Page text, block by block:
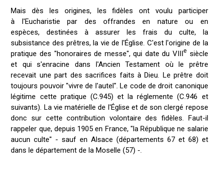
Mais dès les origines, les fidèles ont voulu participer
à l'Eucharistie par des offrandes en nature ou en
espèces, destinées à assurer les frais du culte, la
subsistance des prêtres, la vie de l'Église. C'est l'origine de la
pratique des "honoraires de messe", qui date du VIIIe siècle
et qui s'enracine dans l'Ancien Testament où le prêtre
recevait une part des sacrifices faits à Dieu. Le prêtre doit
toujours pouvoir "vivre de l'autel". Le code de droit canonique
légitime cette pratique (C.945) et la réglemente (C.946 et
suivants). La vie matérielle de l'Église et de son clergé repose
donc sur cette contribution volontaire des fidèles. Faut-il
rappeler que, depuis 1905 en France, "la République ne salarie
aucun culte" - sauf en Alsace (départements 67 et 68) et
dans le département de la Moselle (57) -.